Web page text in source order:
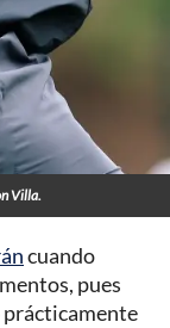
Villa.
cuando
pues